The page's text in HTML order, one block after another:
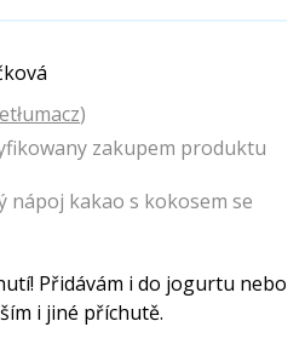
)
zakupem produktu
nápoj kakao s kokosem se
Přidávám i do jogurtu nebo
i jiné příchutě.